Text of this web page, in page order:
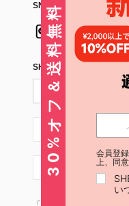
SNSフォローはこちら：
SHEIN STYLE NEWSを購
JP + 81
JP + 81
30%オフ＆送料無料 会員登
上、同
い